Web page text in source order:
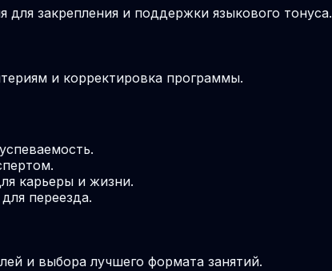
закрепления и поддержки языкового тонуса.
и корректировка программы.
карьеры и жизни.
переезда.
и выбора лучшего формата занятий.